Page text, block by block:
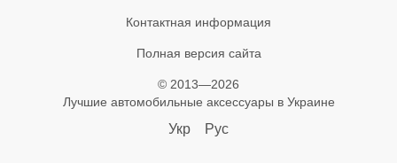
Контактная информация
Полная версия сайта
© 2013—2026
Лучшие автомобильные аксессуары в Украине
Укр Рус